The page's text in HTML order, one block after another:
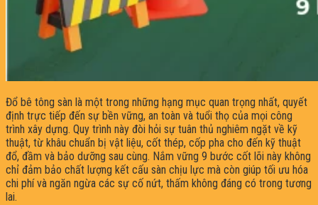
Đổ bê tông sàn là một trong những hạng mục quan trọng nhất, quyết
định trực tiếp đến sự bền vững, an toàn và tuổi thọ của mọi công
trình xây dựng. Quy trình này đòi hỏi sự tuân thủ nghiêm ngặt về kỹ
thuật, từ khâu chuẩn bị vật liệu, cốt thép, cốp pha cho đến kỹ thuật
đổ, đầm và bảo dưỡng sau cùng. Nắm vững 9 bước cốt lõi này không
chỉ đảm bảo chất lượng kết cấu sàn chịu lực mà còn giúp tối ưu hóa
chi phí và ngăn ngừa các sự cố nứt, thấm không đáng có trong tương
lai.